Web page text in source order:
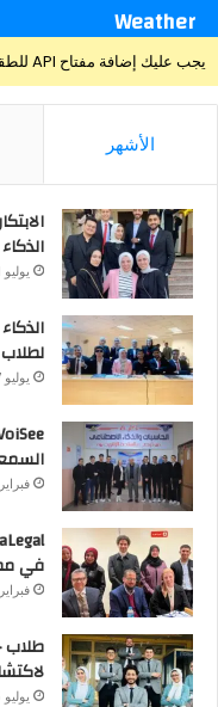
Weather
يجب عليك إضافة مفتاح API للطقس من خلال صفحة إعدادات القالب > الدمج
الأشهر
يوليو 1, 2024
يوليو 7, 2024
فبراير 12, 2025
في
فبراير 12, 2025
طلاب
يوليو 15, 2024